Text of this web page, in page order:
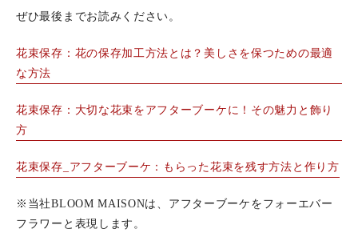
ぜひ最後までお読みください。
花束保存：花の保存加工方法とは？美しさを保つための最適
な方法
花束保存：大切な花束をアフターブーケに！その魅力と飾り
方
花束保存_アフターブーケ：もらった花束を残す方法と作り方
※当社BLOOM MAISONは、アフターブーケをフォーエバー
フラワーと表現します。